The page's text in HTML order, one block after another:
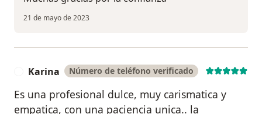
21 de mayo de 2023
Karina Número de teléfono verificado
Es una profesional dulce, muy carismatica y
empatica, con una paciencia unica.. la